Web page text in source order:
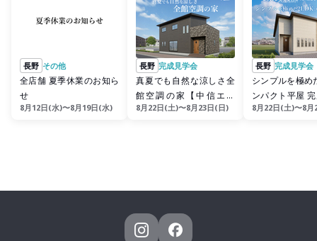
長野 その他
全店舗 夏季休業のお知ら
せ
8月12日(水)〜8月19日(水)
長野 完成見学会
真夏でも自然な涼しさ全
館空調の家【中信エリ
ア】
8月22日(土)〜8月23日(日)
長野 完成見学会
シンプルを極め
ンパクト平屋
【東信エリア】
8月22日(土)〜8月